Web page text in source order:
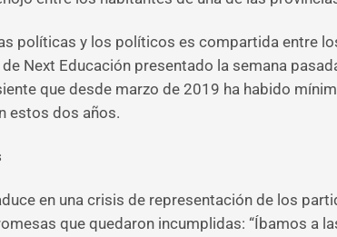
políticas y los políticos es compartida entre
Next Educación presentado la semana
que desde marzo de 2019 ha habido
estos dos años.
en una crisis de representación de los
que quedaron incumplidas: “Íbamos a